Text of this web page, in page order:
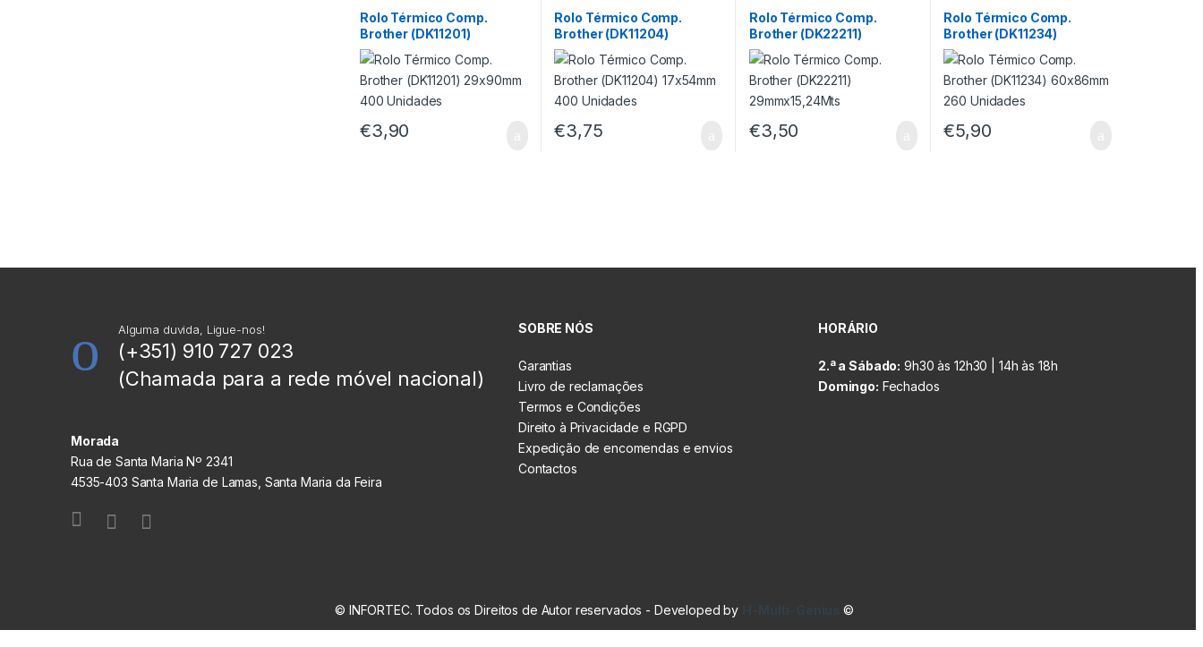
Rolo Térmico Comp.
Brother (DK11201)
29x90mm 400 Unidades
€3,90
Rolo Térmico Comp.
Brother (DK11204)
17x54mm 400 Unidades
€3,75
Rolo Térmico Comp.
Brother (DK22211)
29mmx15,24Mts
€3,50
Rolo Térmico Comp.
Brother (DK11234)
60x86mm 260 Unidades
€5,90
Alguma duvida, Ligue-nos!
(+351) 910 727 023
(Chamada para a rede móvel nacional)
Morada
Rua de Santa Maria Nº 2341
4535-403 Santa Maria de Lamas, Santa Maria da Feira
SOBRE NÓS
Garantias
Livro de reclamações
Termos e Condições
Direito à Privacidade e RGPD
Expedição de encomendas e envios
Contactos
HORÁRIO
2.ª a Sábado: 9h30 às 12h30 | 14h às 18h
Domingo: Fechados
© INFORTEC. Todos os Direitos de Autor reservados - Developed by ©